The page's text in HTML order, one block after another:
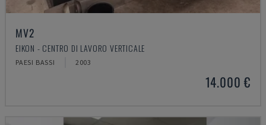
MV2
EIKON - CENTRO DI LAVORO VERTICALE
PAESI BASSI 2003
14.000 €